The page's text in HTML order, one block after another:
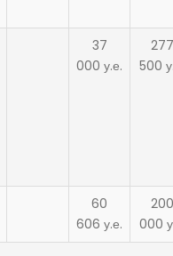
37
000 у.е.
277
500
60
606 у.е.
200
000